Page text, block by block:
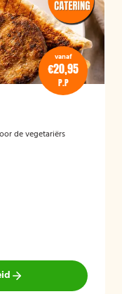
vanaf
€20,95
P.P
de vegetariërs